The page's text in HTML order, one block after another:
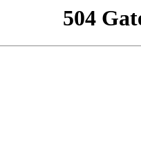
504